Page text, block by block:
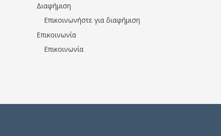
Διαφήμιση
Επικοινωνήστε για διαφήμιση
Επικοινωνία
Επικοινωνία